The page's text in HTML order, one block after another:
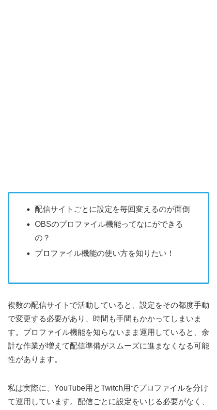
配信サイトごとに設定を毎回変えるのが面倒
OBSのプロファイル機能ってなにができる
の？
プロファイル機能の使い方を知りたい！
複数の配信サイトで活動していると、設定をその都度手動
で変更する必要があり、時間も手間もかかってしまいま
す。プロファイル機能を知らないまま運用していると、余
計な作業が増えて配信準備がスムーズに進まなくなる可能
性があります。
私は実際に、YouTube用とTwitch用でプロファイルを分け
て運用しています。配信ごとに設定をいじる必要がなく、